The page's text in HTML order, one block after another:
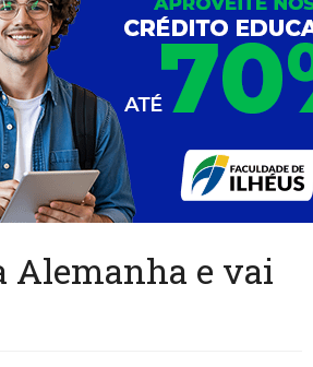
Alemanha e vai